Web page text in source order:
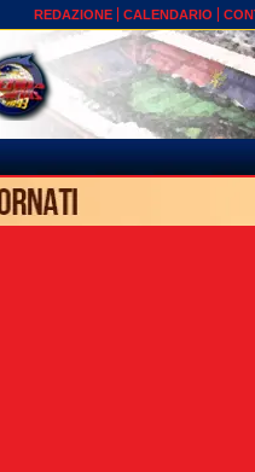
REDAZIONE CALENDARIO